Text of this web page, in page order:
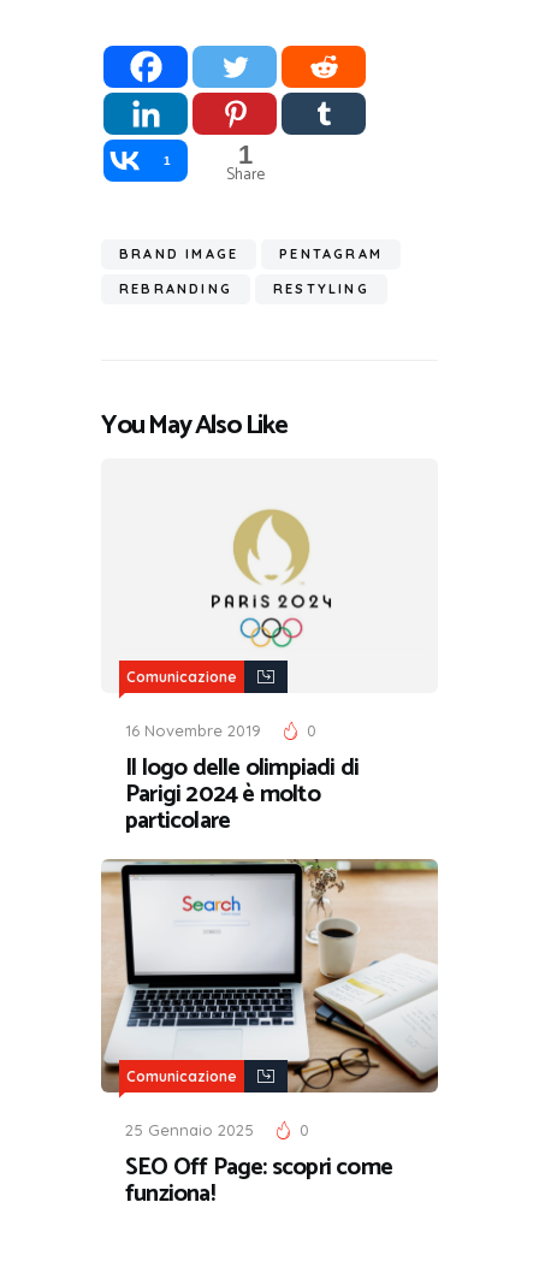
1 1
Share
BRAND IMAGE PENTAGRAM
REBRANDING RESTYLING
You May Also Like
Comunicazione
16 Novembre 2019 0
Il logo delle olimpiadi di
Parigi 2024 è molto
particolare
Comunicazione
25 Gennaio 2025 0
SEO Off Page: scopri come
funziona!